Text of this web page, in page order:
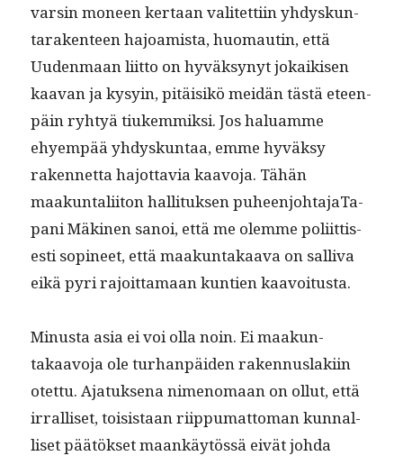
varsin mon­een ker­taan valitet­ti­in yhdyskun­
tarak­en­teen hajoamista, huo­mautin, että
Uuden­maan liit­to on hyväksynyt jokaikisen
kaa­van ja kysyin, pitäisikö mei­dän tästä eteen­
päin ryhtyä tiukem­mik­si. Jos halu­amme
ehyem­pää yhdyskun­taa, emme hyväksy
raken­net­ta hajot­tavia kaavo­ja. Tähän
maakun­tali­iton hal­li­tuk­sen puheen­jo­hta­jaT­a­
pani Mäki­nen sanoi, että me olemme poli­it­tis­
es­ti sopi­neet, että maakun­takaa­va on sal­li­va
eikä pyri rajoit­ta­maan kun­tien kaavoitusta.
Minus­ta asia ei voi olla noin. Ei maakun­
takaavo­ja ole turhan­päi­den raken­nus­laki­in
otet­tu. Ajatuk­se­na nimeno­maan on ollut, että
irral­liset, toi­sis­taan riip­pumat­toman kun­nal­
liset päätök­set maankäytössä eivät joh­da